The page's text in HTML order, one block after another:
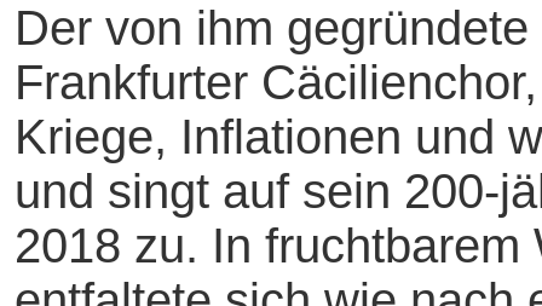
Der von ihm gegründete
Frankfurter
Kriege, Inflationen und
und singt auf sein 200-
2018 zu. In fruchtbarem